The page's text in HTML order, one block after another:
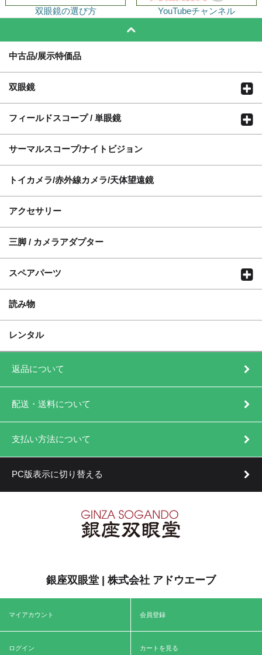
双眼鏡の選び方 YouTubeチャンネル
中古品/展示特価品
双眼鏡
フィールドスコープ / 単眼鏡
サーマルスコープ/ナイトビジョン
トイカメラ/赤外線カメラ/天体望遠鏡
アクセサリー
三脚 / カメラアダプター
スペアパーツ
読み物
レンタル
返品について
配送・送料について
支払い方法について
PC版表示に切り替える
銀座双眼堂 | 株式会社 アドウエーブ
マイアカウント 会員登録
ログイン カートを見る